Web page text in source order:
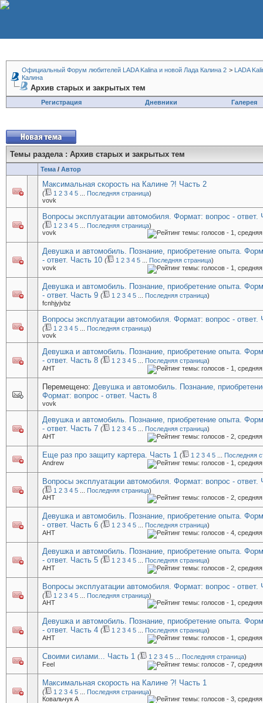
Официальный Форум любителей LADA Kalina и новой Лада Калина 2 > LADA
Калина
Архив старых и закрытых тем
Регистрация Дневники Галерея
Темы раздела: Архив старых и закрытых тем
Тема / Автор
Максимальная скорость на Калине ?! Часть 2
( 1 2 3 4 5 Последняя страница)
vovk
Вопросы эксплуатации автомобиля. Формат: вопрос - ответ.
( 1 2 3 4 5 Последняя страница)
vovk
Девушка и автомобиль. Познание, приобретение опыта.
- ответ. Часть 10 ( 1 2 3 4 5 Последняя страница)
vovk
Девушка и автомобиль. Познание, приобретение опыта.
- ответ. Часть 9 ( 1 2 3 4 5 Последняя страница)
fcnhjyjvbz
Вопросы эксплуатации автомобиля. Формат: вопрос - ответ.
( 1 2 3 4 5 Последняя страница)
vovk
Девушка и автомобиль. Познание, приобретение опыта.
- ответ. Часть 8 ( 1 2 3 4 5 Последняя страница)
AHT
Перемещено: Девушка и автомобиль. Познание,
Формат: вопрос - ответ. Часть 8
vovk
Девушка и автомобиль. Познание, приобретение опыта.
- ответ. Часть 7 ( 1 2 3 4 5 Последняя страница)
AHT
Еще раз про защиту картера. Часть 1 ( 1 2 3 4 5
Последняя
Andrew
Вопросы эксплуатации автомобиля. Формат: вопрос - ответ.
( 1 2 3 4 5 Последняя страница)
AHT
Девушка и автомобиль. Познание, приобретение опыта.
- ответ. Часть 6 ( 1 2 3 4 5 Последняя страница)
AHT
Девушка и автомобиль. Познание, приобретение опыта.
- ответ. Часть 5 ( 1 2 3 4 5 Последняя страница)
AHT
Вопросы эксплуатации автомобиля. Формат: вопрос - ответ.
( 1 2 3 4 5 Последняя страница)
AHT
Девушка и автомобиль. Познание, приобретение опыта.
- ответ. Часть 4 ( 1 2 3 4 5 Последняя страница)
AHT
Своими силами... Часть 1 ( 1 2 3 4 5 Последняя страница)
Feel
Максимальная скорость на Калине ?! Часть 1
( 1 2 3 4 5 Последняя страница)
Ковальчук А